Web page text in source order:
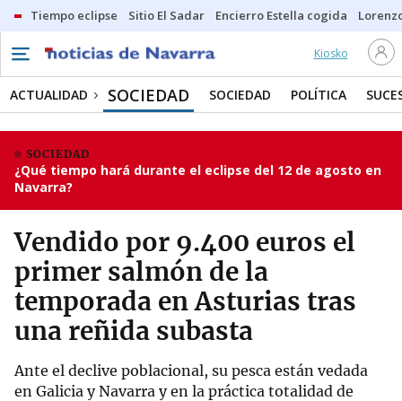
Tiempo eclipse Sitio El Sadar Encierro Estella cogida
Kiosko
ACTUALIDAD SOCIEDAD SOCIEDAD POLÍTICA
SOCIEDAD
¿Qué tiempo hará durante el eclipse del 12 de agosto en
Navarra?
Vendido por 9.400 euros el
primer salmón de la
temporada en Asturias tras
una reñida subasta
Ante el declive poblacional, su pesca están vedada
en Galicia y Navarra y en la práctica totalidad de